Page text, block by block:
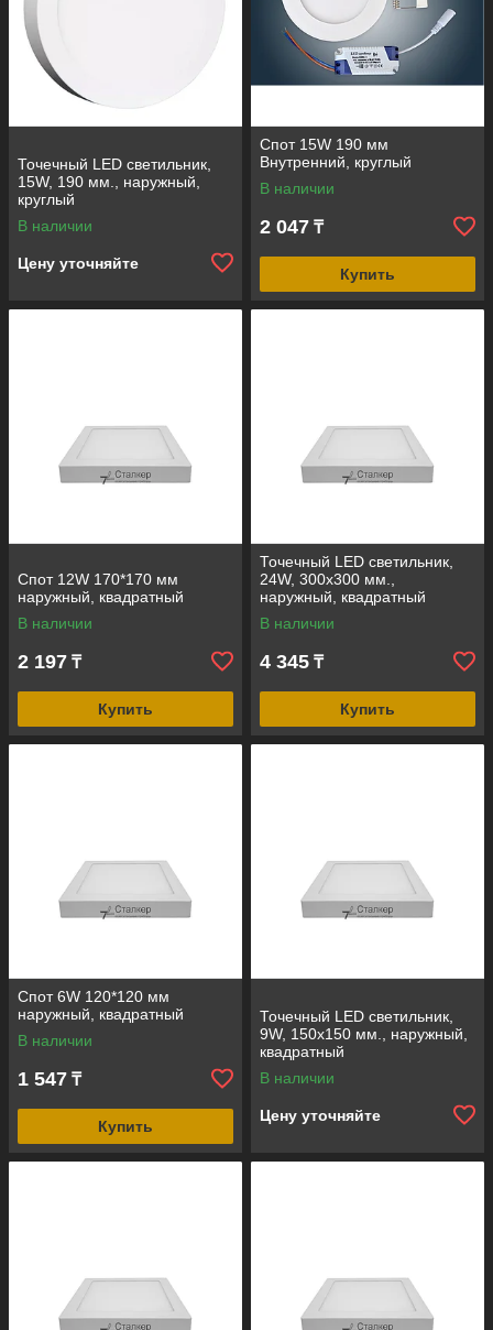
Точечный LED светильник,
15W, 190 мм., наружный,
круглый
В наличии
Цену уточняйте
Спот 15W 190 мм
Внутренний, круглый
В наличии
2 047 ₸
Купить
Спот 12W 170*170 мм
наружный, квадратный
В наличии
2 197 ₸
Купить
Точечный LED светильник,
24W, 300х300 мм.,
наружный, квадратный
В наличии
4 345 ₸
Купить
Спот 6W 120*120 мм
наружный, квадратный
В наличии
1 547 ₸
Купить
Точечный LED светильник,
9W, 150х150 мм., наружный,
квадратный
В наличии
Цену уточняйте